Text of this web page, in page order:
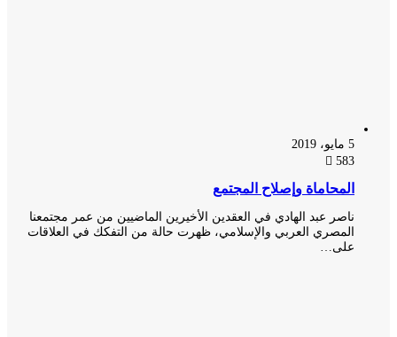
المحاماة وإصلاح المجتمع
ناصر عبد الهادي في العقدين الأخيرين الماضيين من عمر مجتمعنا
المصري العربي والإسلامي، ظهرت حالة من التفكك في العلاقات
على…